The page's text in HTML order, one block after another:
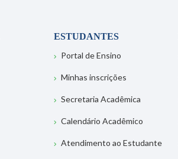
ESTUDANTES
Portal de Ensino
Minhas inscrições
Secretaria Acadêmica
Calendário Acadêmico
Atendimento ao Estudante